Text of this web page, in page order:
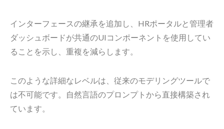
インターフェースの継承を追加し、HRポータルと管理者
ダッシュボードが共通のUIコンポーネントを使用してい
ることを示し、重複を減らします。
このような詳細なレベルは、従来のモデリングツールで
は不可能です。自然言語のプロンプトから直接構築され
ています。